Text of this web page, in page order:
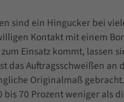
sind ein Hingucker bei
Kontakt mit einem
zum Einsatz kommt, lassen
das Auftragsschweißen
Originalmaß
bis 70 Prozent weniger als